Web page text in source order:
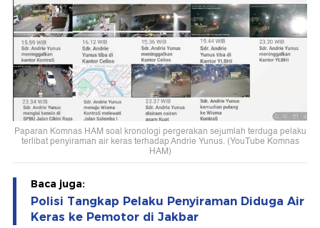
Paparan Komnas HAM soal kronologi pergerakan sejumlah terduga pelaku
terlibat penyiraman air keras terhadap Andrie Yunus. (YouTube Komnas
HAM)
Baca juga:
Polisi Tangkap Pelaku Penyiraman Diduga Air
Keras ke Pemotor di Jakbar